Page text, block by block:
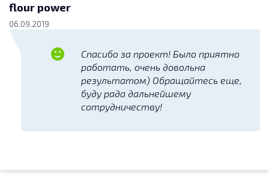
flour power
06.09.2019
Спасибо за проект! Было приятно
работать, очень довольна
результатом) Обращайтесь еще,
буду рада дальнейшему
сотрудничеству!